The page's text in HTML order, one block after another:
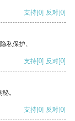
支持[0] 反对[0]
私保护。
支持[0] 反对[0]
。
支持[0] 反对[0]